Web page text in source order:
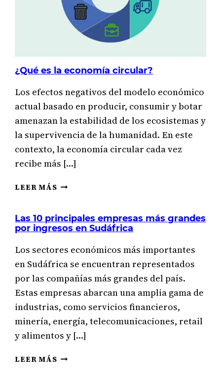
¿Qué es la economía circular?
Los efectos negativos del modelo económico
actual basado en producir, consumir y botar
amenazan la estabilidad de los ecosistemas y
la supervivencia de la humanidad. En este
contexto, la economía circular cada vez
recibe más […]
LEER MÁS ¿QUÉ
ECONOMÍA
CIRCULAR?
Las 10 principales empresas más grandes
por ingresos en Sudáfrica
Los sectores económicos más importantes
en Sudáfrica se encuentran representados
por las compañías más grandes del país.
Estas empresas abarcan una amplia gama de
industrias, como servicios financieros,
minería, energía, telecomunicaciones, retail
y alimentos y […]
LEER MÁS LAS